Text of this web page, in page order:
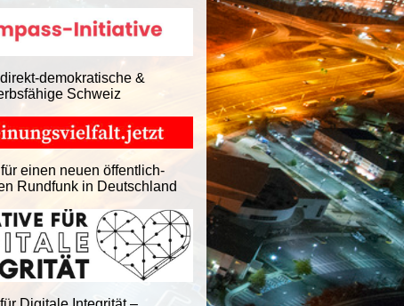
demokratische &
Schweiz
einen neuen öffentlich-
Rundfunk in Deutschland